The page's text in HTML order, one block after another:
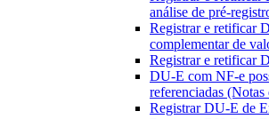
análise de pré-
Registrar e retificar
complementar de
Registrar e retificar
DU-E com NF-e
referenciadas (Notas
Registrar DU-E de